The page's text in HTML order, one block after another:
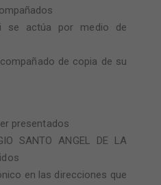
se actúa por medio de
de copia de su
presentados
SANTO ANGEL DE LA
en las direcciones que